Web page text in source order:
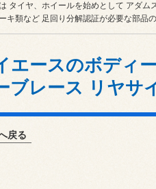
タイヤ、ホイールを始めとして アダ
キ類など 足回り分解認証が必要な部品
エースのボディ
ブレース リヤサ
戻る